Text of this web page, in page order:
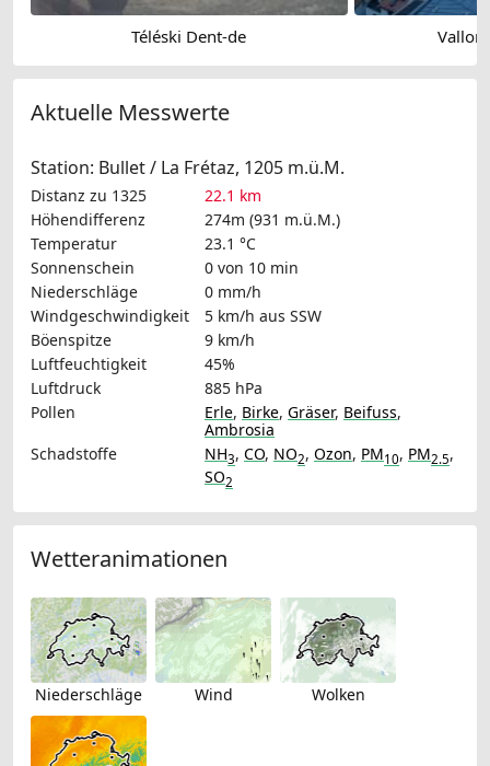
Téléski Dent-de
Aktuelle Messwerte
Station: Bullet / La Frétaz, 1205 m.ü.M.
Distanz zu 1325
22.1 km
Höhendifferenz
274m (931 m.ü.M.)
Temperatur
23.1 °C
Sonnenschein
0 von 10 min
Niederschläge
0 mm/h
Windgeschwindigkeit
5 km/h aus SSW
Böenspitze
9 km/h
Luftfeuchtigkeit
45%
Luftdruck
885 hPa
Pollen
Erle, Birke, Gräser, Beifuss,
Ambrosia
Schadstoffe
NH3, CO, NO2, Ozon, PM10, PM2.5,
SO2
Wetteranimationen
Niederschläge Wind Wolken